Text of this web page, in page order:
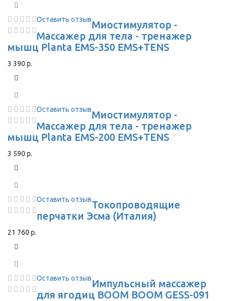
Оставить отзывМиостимулятор -
Массажер для тела - тренажер
мышц Planta EMS-350 EMS+TENS
3 390 р.
Оставить отзывМиостимулятор -
Массажер для тела - тренажер
мышц Planta EMS-200 EMS+TENS
3 590 р.
Оставить отзывТокопроводящие
перчатки Эсма (Италия)
21 760 р.
Оставить отзывИмпульсный массажер
для ягодиц BOOM BOOM GESS-091